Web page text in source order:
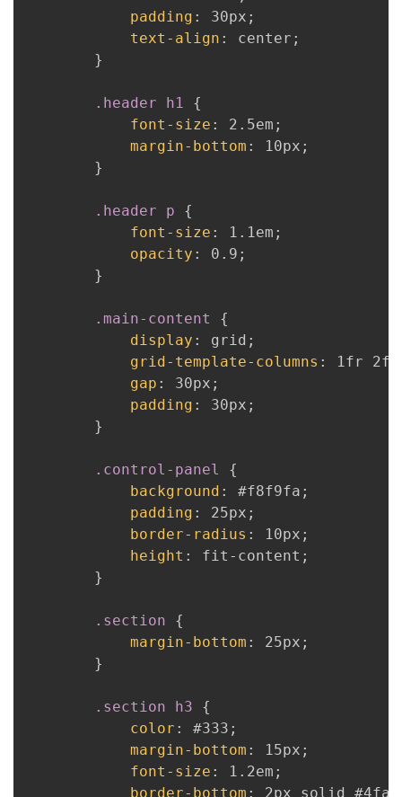
padding : 30px ;
text-align : center ;
}
.header h1
{
font-size : 2.5em ;
margin-bottom : 10px ;
}
.header p
{
font-size : 1.1em ;
opacity : 0.9 ;
}
.main-content
{
display : grid ;
grid-template-columns : 1fr 2fr
gap : 30px ;
padding : 30px ;
}
.control-panel
{
background : #f8f9fa ;
padding : 25px ;
border-radius : 10px ;
height : fit-content ;
}
.section
{
margin-bottom : 25px ;
}
.section h3
{
color : #333 ;
margin-bottom : 15px ;
font-size : 1.2em ;
border-bottom :
2px solid